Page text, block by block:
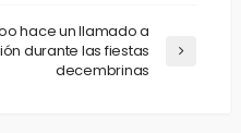
hace un llamado a
durante las fiestas
decembrinas